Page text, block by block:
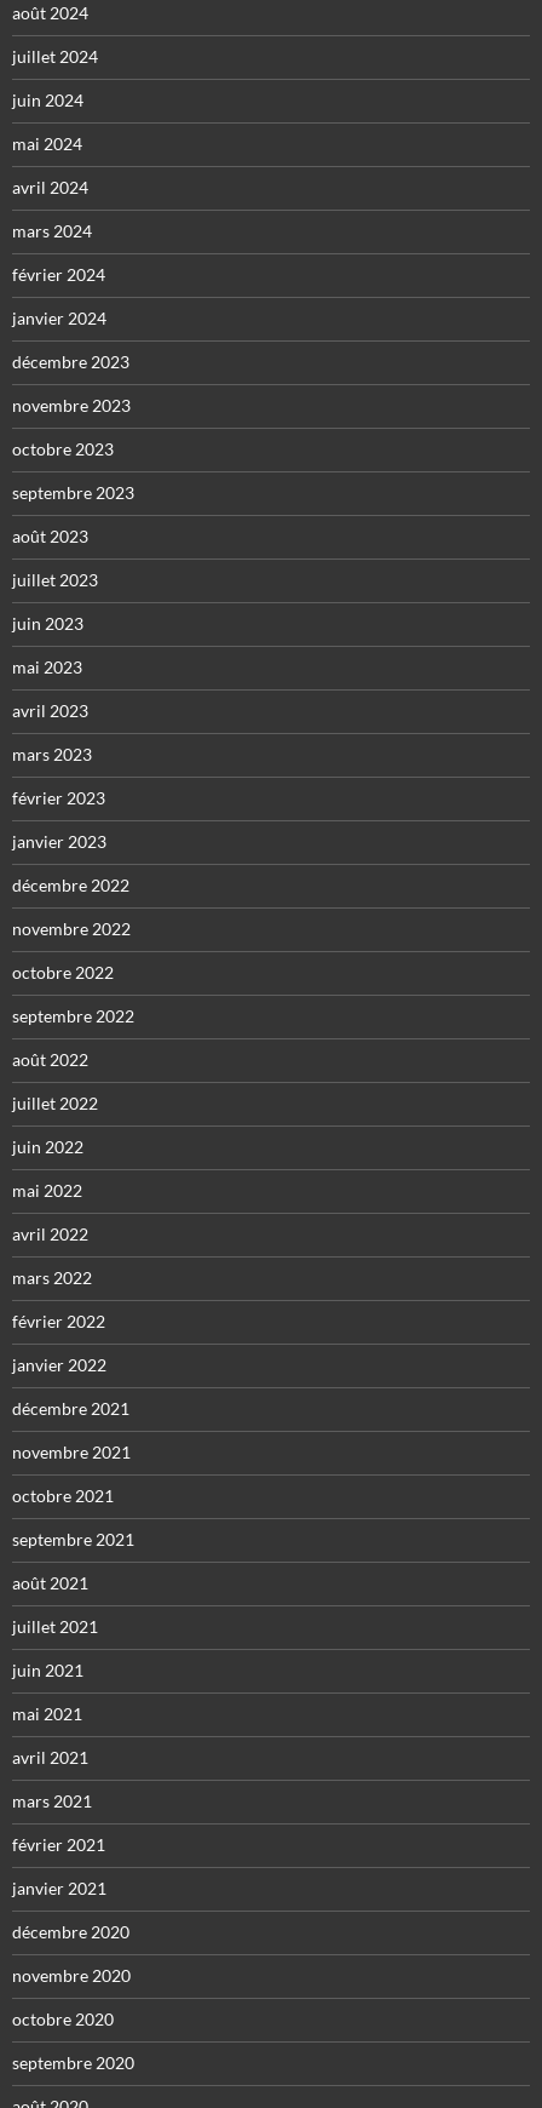
août 2024
juillet 2024
juin 2024
mai 2024
avril 2024
mars 2024
février 2024
janvier 2024
décembre 2023
novembre 2023
octobre 2023
septembre 2023
août 2023
juillet 2023
juin 2023
mai 2023
avril 2023
mars 2023
février 2023
janvier 2023
décembre 2022
novembre 2022
octobre 2022
septembre 2022
août 2022
juillet 2022
juin 2022
mai 2022
avril 2022
mars 2022
février 2022
janvier 2022
décembre 2021
novembre 2021
octobre 2021
septembre 2021
août 2021
juillet 2021
juin 2021
mai 2021
avril 2021
mars 2021
février 2021
janvier 2021
décembre 2020
novembre 2020
octobre 2020
septembre 2020